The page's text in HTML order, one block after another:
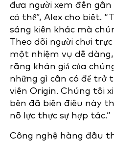
đưa người xem đến
có thể”, Alex cho biết.
sáng kiến khác mà
Theo dõi người chơi
một nhiệm vụ dễ
rằng khán giả của
những gì cần có để trở
viên Origin. Chúng tôi
bên đã biến điều này
nỗ lực thực sự hợp tác.”
Công nghệ hàng đầu